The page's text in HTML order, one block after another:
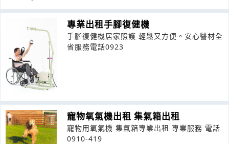
專業出租手腳復健機
手腳復健機居家照護 輕鬆又方便。安心醫材全
省服務電話0923
寵物氧氣機出租 集氣箱出租
寵物用氧氣機 集氣箱專業出租 專業服務 電話
0910-419